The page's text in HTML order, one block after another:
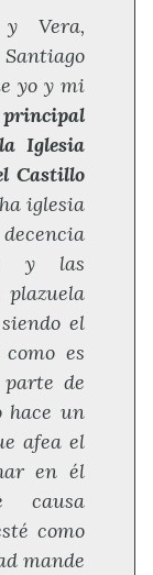
y Vera,
yo y mi
principal
Iglesia
Castillo
iglesia
y las
plazuela
el
es
de
un
afea el
en él
causa
como
mande